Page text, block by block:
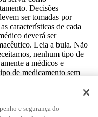
Decisões
ser tomadas por
características de cada
deverá ser
Leia a bula. Não
nenhum tipo de
a médicos e
de medicamento sem
apenas contribuímos para
auxílio para que sua
e segurança do